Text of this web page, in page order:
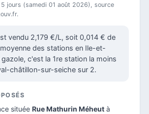
jours (samedi 01 août 2026), source
vendu 2,179 €/L, soit 0,014 € de
des stations en Ile-et-
gazole, c'est la 1re station la moins
châtillon-sur-seiche sur 2.
située Rue Mathurin Méheut à